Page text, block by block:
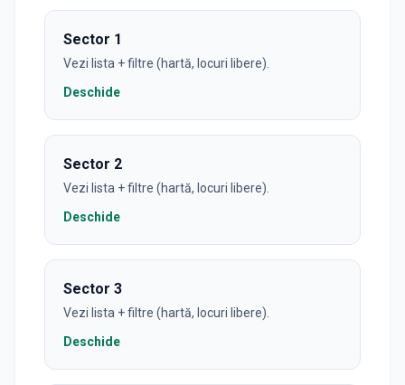
Sector 1
Vezi lista + filtre (hartă, locuri libere).
Deschide
Sector 2
Vezi lista + filtre (hartă, locuri libere).
Deschide
Sector 3
Vezi lista + filtre (hartă, locuri libere).
Deschide